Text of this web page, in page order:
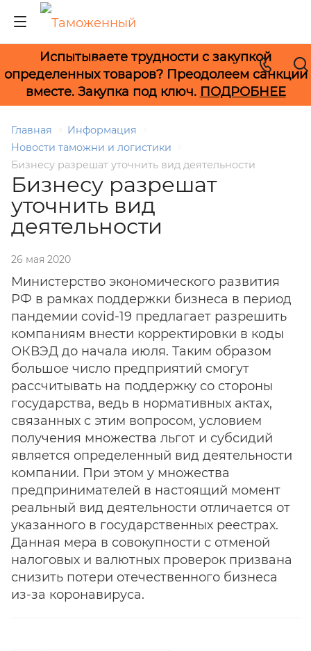
+7 (495) 278-33-33
Испытываете трудности с закупкой
определенных товаров? Преодолеем санкции
вместе. Закупка под ключ. ПОДРОБНЕЕ
Главная
Информация
Новости таможни и логистики
Бизнесу разрешат уточнить вид деятельности
Бизнесу разрешат
уточнить вид
деятельности
26 мая 2020
Министерство экономического развития
РФ в рамках поддержки бизнеса в период
пандемии covid-19 предлагает разрешить
компаниям внести корректировки в коды
ОКВЭД до начала июля. Таким образом
большое число предприятий смогут
рассчитывать на поддержку со стороны
государства, ведь в нормативных актах,
связанных с этим вопросом, условием
получения множества льгот и субсидий
является определенный вид деятельности
компании. При этом у множества
предпринимателей в настоящий момент
реальный вид деятельности отличается от
указанного в государственных реестрах.
Данная мера в совокупности с отменой
налоговых и валютных проверок призвана
снизить потери отечественного бизнеса
из-за коронавируса.